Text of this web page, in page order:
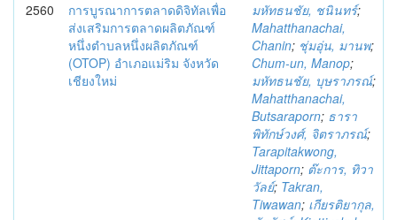
2560
การบูรณาการตลาดดิจิทัลเพื่อ
ส่งเสริมการตลาดผลิตภัณฑ์
หนึ่งตำบลหนึ่งผลิตภัณฑ์
(OTOP) อำเภอแม่ริม จังหวัด
เชียงใหม่
มหัทธนชัย, ชนินทร์;
Mahatthanachai,
Chanin; ชุ่มอุ่น, มานพ;
Chum-un, Manop;
มหัทธนชัย, บุษราภรณ์;
Mahatthanachai,
Butsaraporn; ธารา
พิทักษ์วงศ์, จิตราภรณ์;
Tarapitakwong,
Jittaporn; ต๊ะการ, ทิวา
วัลย์; Takran,
Tiwawan; เกียรติยากุล,